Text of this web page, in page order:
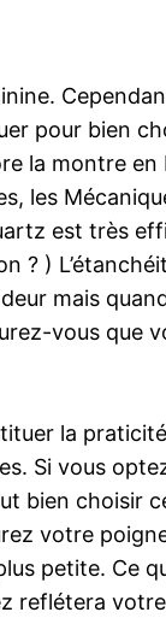
pour bien
la montre en
les
est très
? )
mais
vous que
la
Si vous
bien choisir
votre
petite. Ce
reflétera